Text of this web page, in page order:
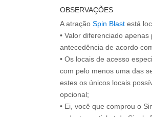
OBSERVAÇÕES
A atração Spin Blast está
• Valor diferenciado
antecedência de acordo
• Os locais de acesso
com pelo menos uma das
estes os únicos locais
opcional;
• Ei, você que comprou o